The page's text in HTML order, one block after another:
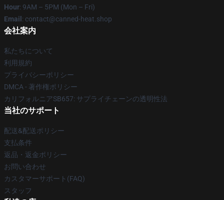
Hour: 9AM – 5PM (Mon – Fri)
Email : contact@canned-heat.shop
会社案内
私たちについて
利用規約
プライバシーポリシー
DMCA - 著作権ポリシー
カリフォルニアSB657: サプライチェーンの透明性法
当社のサポート
配送&配送ポリシー
支払条件
返品・返金ポリシー
お問い合わせ
カスタマーサポート(FAQ)
スタッフ